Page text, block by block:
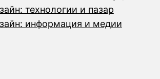
технологии и пазар
информация и медии